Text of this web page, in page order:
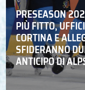
PRESEASON
PIÙ FITTO,
CORTINA E
SFIDERANNO
ANTICIPO DI